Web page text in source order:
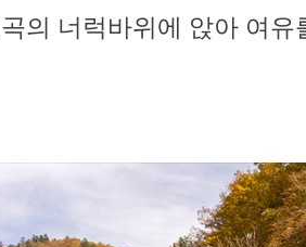
의 너럭바위에 앉아 여